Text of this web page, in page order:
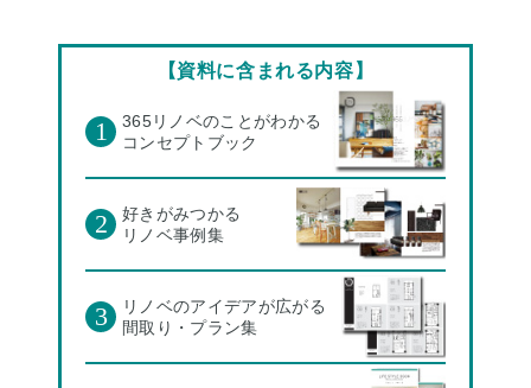
【資料に含まれる内容】
1
365リノベのことがわかる
コンセプトブック
2
好きがみつかる
リノベ事例集
3
リノベのアイデアが広がる
間取り・プラン集